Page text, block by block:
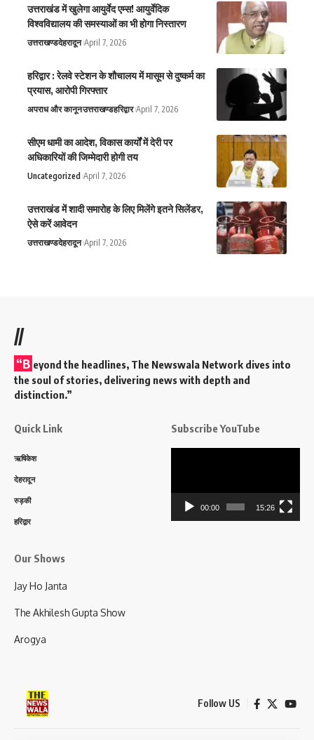
उत्तराखंड में खुलेगा आयुर्वेद एम्स! आयुर्वेदिक
विश्वविद्यालय की समस्याओं का भी होगा निस्तारण
उत्तराखण्डदेहरादून April 7, 2026
हरिद्वार : रेलवे स्टेशन के शौचालय में मासूम से दुष्कर्म का
प्रयास, आरोपी गिरफ्तार
अपराध और कानूनउत्तराखण्डहरिद्वार April 7, 2026
सीएम धामी का आदेश, विकास कार्यों में देरी पर
अधिकारियों की जिम्मेदारी होगी तय
Uncategorized April 7, 2026
उत्तराखंड में शादी समारोह के लिए मिलेंगे इतने सिलेंडर,
ऐसे करें आवेदन
उत्तराखण्डदेहरादून April 7, 2026
//
“B eyond the headlines, The Newswala Network dives into
the soul of stories, delivering news with depth and
distinction.”
Quick Link
ऋषिकेश
देहरादून
रुड़की
हरिद्वार
Subscribe YouTube
00:00 15:26
Our Shows
Jay Ho Janta
The Akhilesh Gupta Show
Arogya
Follow US